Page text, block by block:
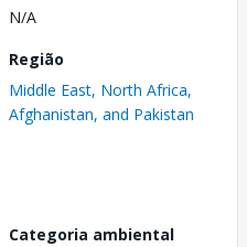
N/A
Região
Middle East, North Africa,
Afghanistan, and Pakistan
Categoria ambiental